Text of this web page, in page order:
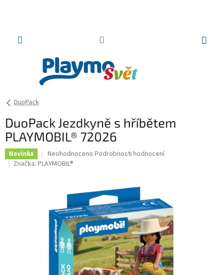
DuoPack
DuoPack Jezdkyně s hříbětem
PLAYMOBIL® 72026
Novinka
Průměrné
hodnocení
5
hvězdiček.
Neohodnoceno Podrobnosti hodnocení
Značka: PLAYMOBIL®